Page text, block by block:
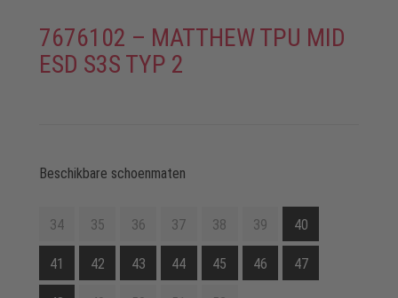
7676102 – MATTHEW TPU MID
ESD S3S TYP 2
Beschikbare schoenmaten
34 35 36 37 38 39 40
41 42 43 44 45 46 47